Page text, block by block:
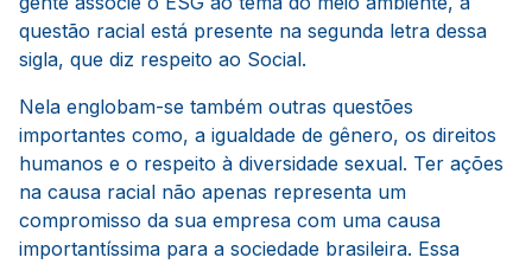
questão racial está presente na segunda letra dessa
sigla, que diz respeito ao Social.
Nela englobam-se também outras questões
importantes como, a igualdade de gênero, os direitos
humanos e o respeito à diversidade sexual. Ter ações
na causa racial não apenas representa um
compromisso da sua empresa com uma causa
importantíssima para a sociedade brasileira. Essa